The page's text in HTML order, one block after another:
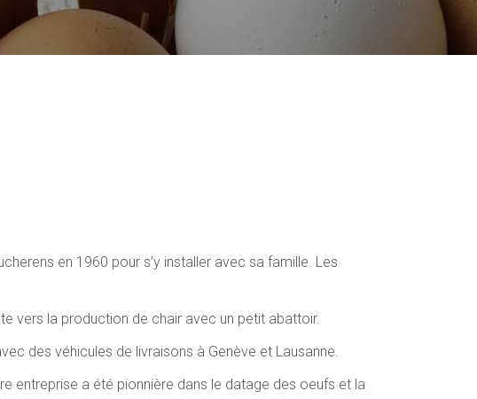
en 1960 pour s’y installer avec sa famille. Les
vers la production de chair avec un petit abattoir.
des véhicules de livraisons à Genève et Lausanne.
entreprise a été pionnière dans le datage des oeufs et la